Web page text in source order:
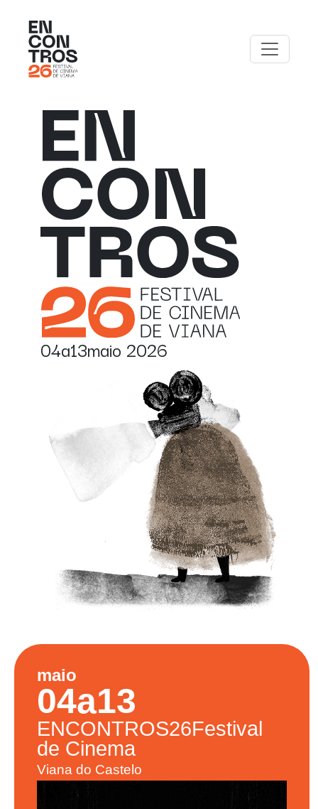
04a13maio 2026
maio
04a13
ENCONTROS26Festival
de Cinema
Viana do Castelo